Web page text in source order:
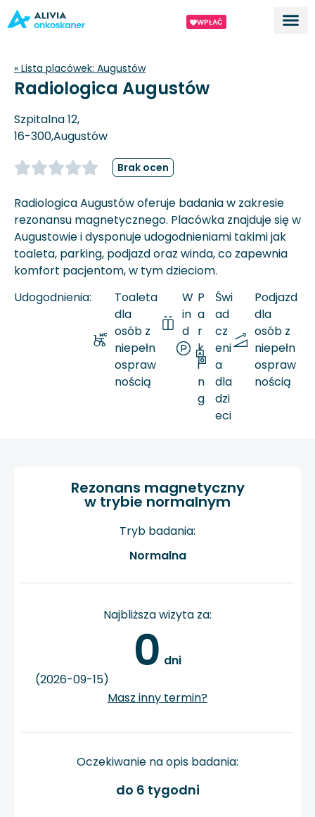
WPŁAĆ
« Lista placówek: Augustów
Radiologica Augustów
Szpitalna 12,
16-300,Augustów
Brak ocen
Radiologica Augustów oferuje badania w zakresie
rezonansu magnetycznego. Placówka znajduje się w
Augustowie i dysponuje udogodnieniami takimi jak
toaleta, parking, podjazd oraz winda, co zapewnia
komfort pacjentom, w tym dzieciom.
Udogodnienia:
Toaleta
dla
osób z
niepełn
ospraw
nością
W
in
d
a
P
a
r
k
i
n
g
Świ
ad
cz
eni
a
dla
dzi
eci
Podjazd
dla
osób z
niepełn
ospraw
nością
Rezonans magnetyczny
w trybie normalnym
Tryb badania:
Normalna
Najbliższa wizyta za:
0 dni
(2026-09-15)
Masz inny termin?
Oczekiwanie na opis badania:
do 6 tygodni